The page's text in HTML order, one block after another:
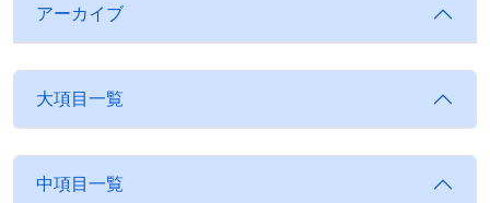
アーカイブ
大項目一覧
中項目一覧